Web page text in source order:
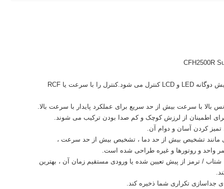
توسط میکرو کامپیوتر با صفحه کاربرپسند و صفحه نمایش دوگانه LED و LCD کنترل می شود.کنترل را با سرعت یا RCF
بالا با سرعت بیش از حد سریع برای عملکرد پایدار با سرعت بالا.
تمیز کردن آسان و دوام آن.
مانند تشخیص بیش از حد دما ، تشخیص بیش از حد سرعت ،
واحد و روتورها و غیره طراحی شده است.
پیش خنک سازی محفظه را به سرعت خنک می کند.10 شتاب / ترمز از پیش تعیین شده یا ورودی مستقیم زمان آن ، بهترین